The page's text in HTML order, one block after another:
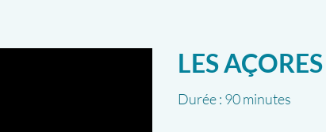
LES
Durée : 90 minutes